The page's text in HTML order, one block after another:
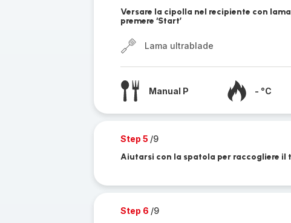
Versare la cipolla nel recipiente con
premere ‘Start’
Lama ultrablade
Manual P - °C
Step 5 /9
Aiutarsi con la spatola per raccogliere il
Step 6 /9